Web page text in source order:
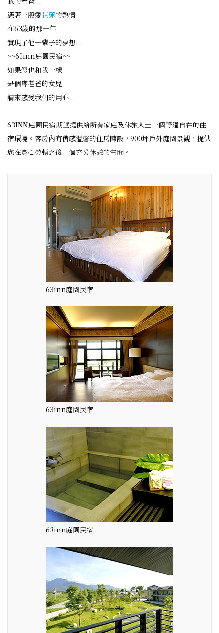
憑著一股愛花蓮的熱情
在63歲的那一年
實現了他一輩子的夢想...
~~63inn庭園民宿~~
如果您也和我一樣
是個疼老爸的女兒
請來感受我們的用心 ...
63INN庭園民宿期望提供給所有家庭及休旅人士一個舒適自在的住
宿環境。客房內有備感溫馨的住房陳設，900坪戶外庭園景觀，提供
您在身心勞頓之後一個充分休憩的空間。
63inn庭園民宿
63inn庭園民宿
63inn庭園民宿